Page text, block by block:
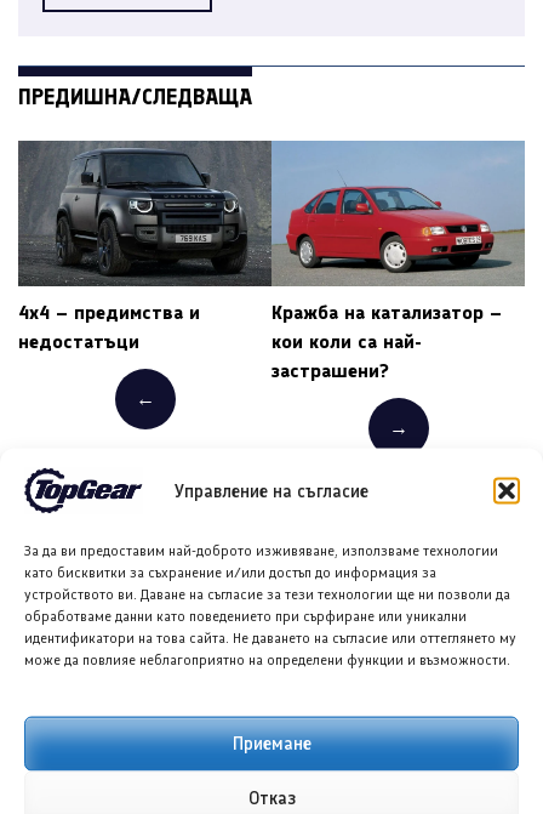
Управление на съгласие
За да ви предоставим най-доброто изживяване, използваме технологии
като бисквитки за съхранение и/или достъп до информация за
устройството ви. Даване на съгласие за тези технологии ще ни позволи да
обработваме данни като поведението при сърфиране или уникални
идентификатори на това сайта. Не даването на съгласие или оттеглянето му
може да повлияе неблагоприятно на определени функции и възможности.
Приемане
Отказ
ПРЕДИШНА/СЛЕДВАЩА
4х4 – предимства и
недостатъци
←
Кражба на катализатор –
кои коли са най-
застрашени?
→
За какво служи
четириколонният
Кога да потърсим авто
специалисти при
проблем с тампоните
на стабилизиращата
щанга?